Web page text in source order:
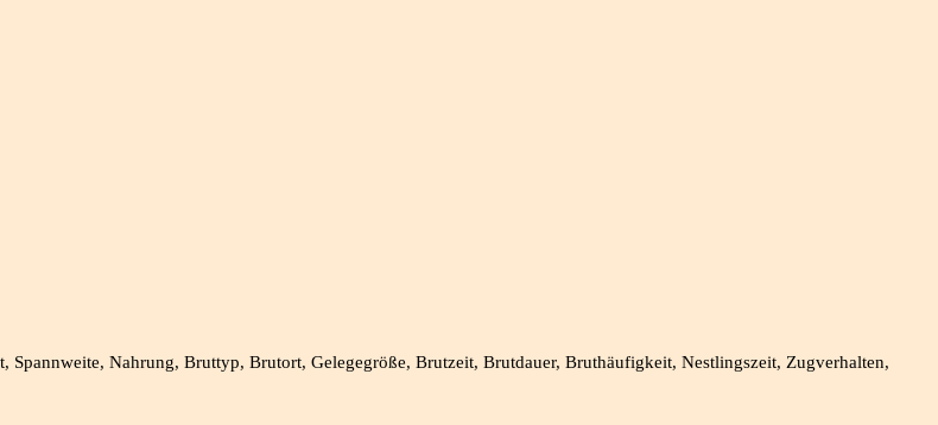
Nahrung, Bruttyp, Brutort, Gelegegröße, Brutzeit, Brutdauer, Bruthäufigkeit, Nestlingszeit, Zugverhalten,